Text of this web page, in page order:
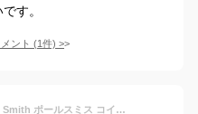
す。
ント (1件) >
【全品P2倍★12/15まで】Paul Smith ポールスミス コインケース 小銭入れ ブライトストライプトリムSS24 レザー 牛革 メンズ 正規品 新品 813005 P840 ブランド おしゃれ かわいい ギフト クリスマスプレゼント 男性 実用的 女性 彼氏 彼女 【名入れ】